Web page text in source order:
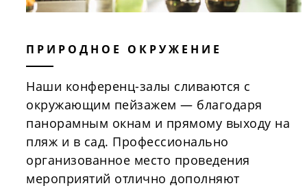
ПРИРОДНОЕ ОКРУЖЕНИЕ
Наши конференц-залы сливаются с
окружающим пейзажем — благодаря
панорамным окнам и прямому выходу на
пляж и в сад. Профессионально
организованное место проведения
мероприятий отлично дополняют